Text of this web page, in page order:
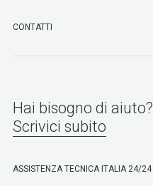
CONTATTI
Hai bisogno di aiuto?
Scrivici subito
ASSISTENZA TECNICA ITALIA 24/24